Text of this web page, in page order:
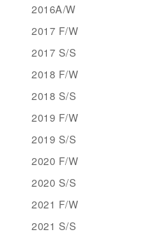
2016A/W
2017 F/W
2017 S/S
2018 F/W
2018 S/S
2019 F/W
2019 S/S
2020 F/W
2020 S/S
2021 F/W
2021 S/S